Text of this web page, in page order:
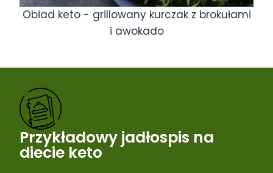
Obiad keto - grillowany kurczak z brokułami
i awokado
Przykładowy jadłospis na
diecie keto